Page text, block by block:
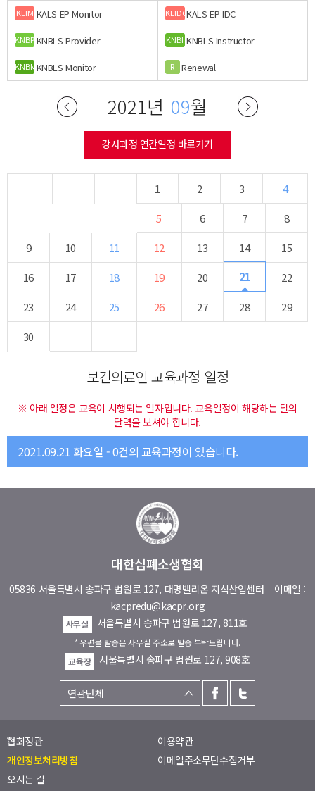
KEIM KALS EP Monitor KEIDCKALS EP IDC
KNBPKNBLS Provider KNBI KNBLS Instructor
KNBMKNBLS Monitor R Renewal
2021년 09월
강사과정 연간일정 바로가기
1 2 3
4
5
6 7
8
9
10 11 12 13 14
15
16
17 18 19 20 21
22
23
24 25 26 27 28
29
30
보건의료인 교육과정 일정
※ 아래 일정은 교육이 시행되는 일자입니다. 교육일정이 해당하는 달의
달력을 보셔야 합니다.
2021.09.21 화요일 - 0건의 교육과정이 있습니다.
대한심폐소생협회
05836 서울특별시 송파구 법원로 127, 대명벨리온 지식산업센터 이메일 :
kacpredu@kacpr.org
사무실 서울특별시 송파구 법원로 127, 811호
* 우편물 발송은 사무실 주소로 발송 부탁드립니다.
교육장
서울특별시 송파구 법원로 127, 908호
협회정관
이용약관
개인정보처리방침
이메일주소무단수집거부
오시는 길